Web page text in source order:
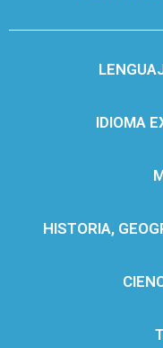
IDIOMA
HISTORIA,